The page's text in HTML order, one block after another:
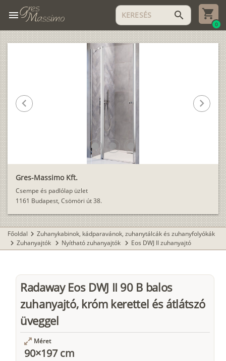
menu search
0
Gres-Massimo Kft.
Csempe és padlólap üzlet
1161 Budapest, Csömöri út 38.
lens lens lens
chevron_left chevron_right
Főoldal chevron_right Zuhanykabinok, kádparavánok, zuhanytálcák és zuhanyfolyókák
chevron_right Zuhanyajtók chevron_right Nyítható zuhanyajtók chevron_right Eos DWJ II zuhanyajtó
Radaway Eos DWJ II 90 B balos
zuhanyajtó, króm kerettel és átlátszó
üveggel
Méret
90×197 cm